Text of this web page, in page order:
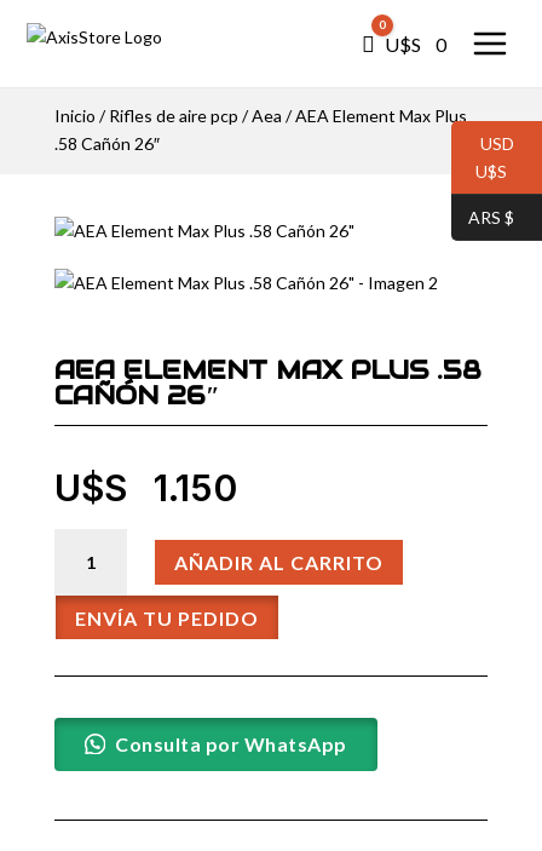
Carro
0
U$S⠀ 0
Inicio /Rifles de aire pcp /Aea / AEA Element Max Plus
.58 Cañón 26″
AEA ELEMENT MAX PLUS .58
CAÑÓN 26″
U$S⠀ 1.150
Element
Max
Plus
Cañón
cantidad
AÑADIR AL CARRITO
ENVÍA TU PEDIDO
Consulta por WhatsApp
USD
U$S⠀
ARS $⠀